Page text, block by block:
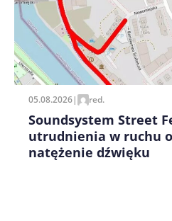
Zapamiętaj moje dane
pisania kolejnych
05.08.2026| red.
Soundsystem Street
utrudnienia w ruchu
natężenie dźwięku